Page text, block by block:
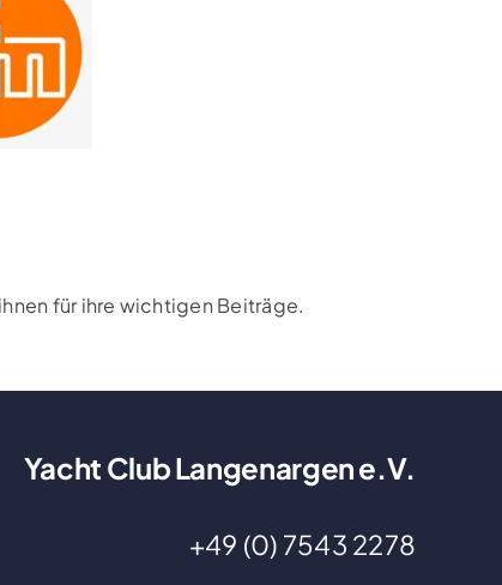
für ihre wichtigen Beiträge.
Yacht Club Langenargen e.V.
+49 (0) 7543 2278